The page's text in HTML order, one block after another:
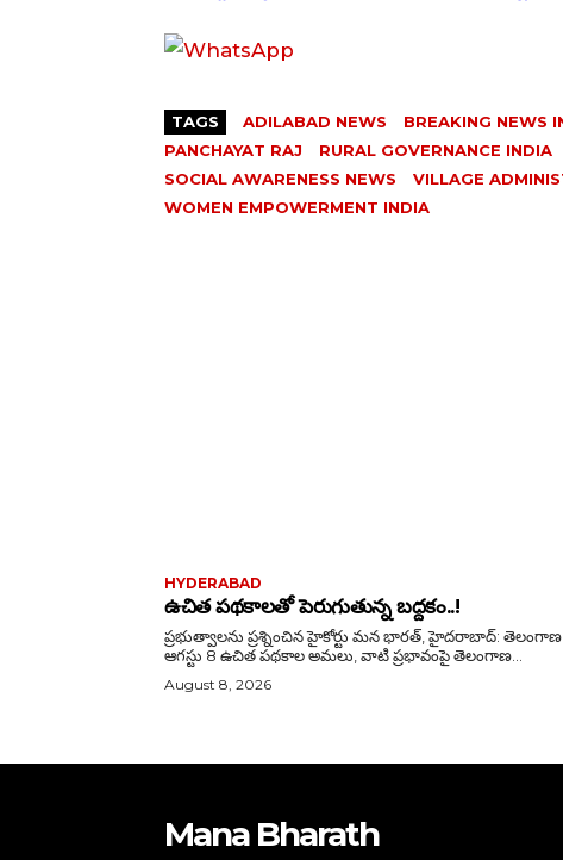
TAGS ADILABAD NEWS BREAKING NEWS
PANCHAYAT RAJ
RURAL GOVERNANCE INDIA
SOCIAL AWARENESS NEWS
VILLAGE
WOMEN EMPOWERMENT INDIA
HYDERABAD
ఉచిత పథకాలతో పెరుగుతున్న బద్దకం..!
ప్రభుత్వాలను ప్రశ్నించిన హైకోర్టు మన భారత్, హైదరాబాద్: తెలంగాణ
ఆగస్టు 8 ఉచిత పథకాల అమలు, వాటి ప్రభావంపై తెలంగాణ...
August 8, 2026
Mana Bharath